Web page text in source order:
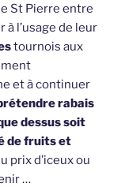
St Pierre entre
l’usage de leur
tournois aux
et à continuer
rabais
dessus soit
de fruits et
prix d’iceux ou
…